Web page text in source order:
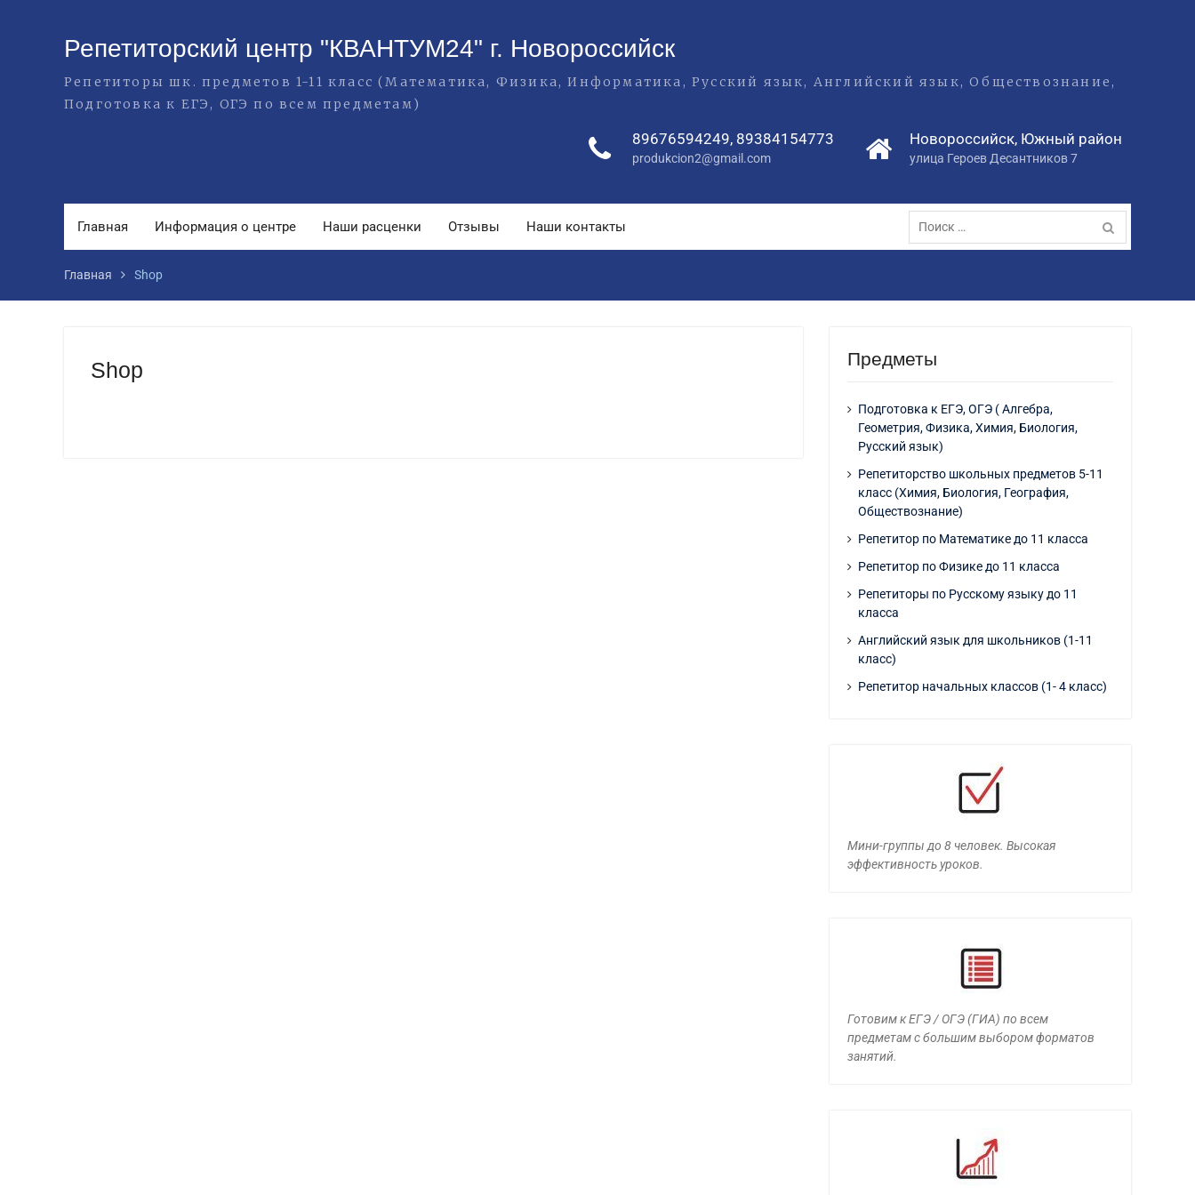
содержимомуРепетиторский центр "КВАНТУМ24" г. Новороссийск
Репетиторы шк. предметов 1-11 класс (Математика, Физика, Информатика, Русский язык, Английский язык, Обществознание,
Подготовка к ЕГЭ, ОГЭ по всем предметам)
89676594249, 89384154773
produkcion2@gmail.com
Новороссийск, Южный район
улица Героев Десантников 7
Главная Информация о центре Наши расценки Отзывы Наши контакты
Поиск
по:
Главная Shop
Shop Предметы
Подготовка к ЕГЭ, ОГЭ ( Алгебра,
Геометрия, Физика, Химия, Биология,
Русский язык)
Репетиторство школьных предметов 5-11
класс (Химия, Биология, География,
Обществознание)
Репетитор по Математике до 11 класса
Репетитор по Физике до 11 класса
Репетиторы по Русскому языку до 11
класса
Английский язык для школьников (1-11
класс)
Репетитор начальных классов (1- 4 класс)
Мини-группы до 8 человек. Высокая
эффективность уроков.
Готовим к ЕГЭ / ОГЭ (ГИА) по всем
предметам с большим выбором форматов
занятий.